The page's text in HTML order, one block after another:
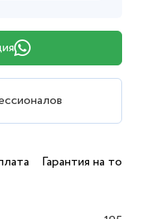
Гарантия на товар